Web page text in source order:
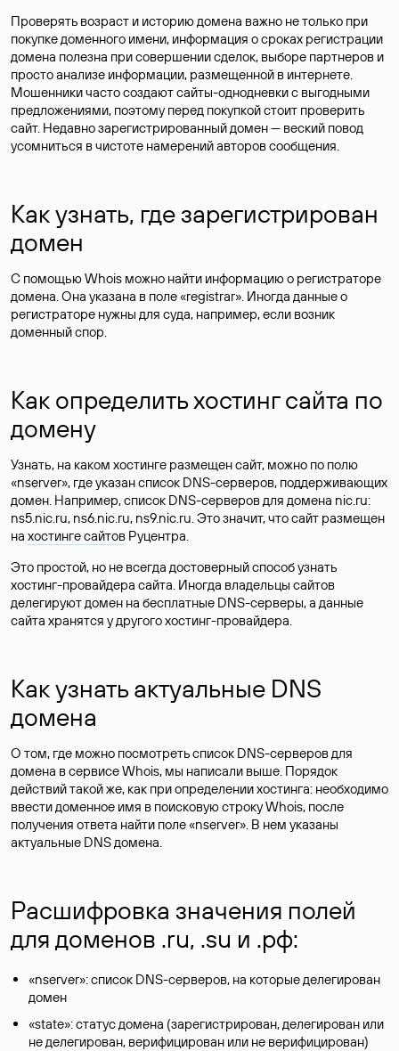
Проверять возраст и историю домена важно не только при
покупке доменного имени, информация о сроках регистрации
домена полезна при совершении сделок, выборе партнеров и
просто анализе информации, размещенной в интернете.
Мошенники часто создают сайты-однодневки с выгодными
предложениями, поэтому перед покупкой стоит проверить
сайт. Недавно зарегистрированный домен — веский повод
усомниться в чистоте намерений авторов сообщения.
Как узнать, где зарегистрирован
домен
С помощью Whois можно найти информацию о регистраторе
домена. Она указана в поле «registrar». Иногда данные о
регистраторе нужны для суда, например, если возник
доменный спор.
Как определить хостинг сайта по
домену
Узнать, на каком хостинге размещен сайт, можно по полю
«nserver», где указан список DNS-серверов, поддерживающих
домен. Например, список DNS-серверов для домена nic.ru:
ns5.nic.ru, ns6.nic.ru, ns9.nic.ru. Это значит, что сайт размещен
на хостинге сайтов Руцентра.
Это простой, но не всегда достоверный способ узнать
хостинг-провайдера сайта. Иногда владельцы сайтов
делегируют домен на бесплатные DNS-серверы, а данные
сайта хранятся у другого хостинг-провайдера.
Как узнать актуальные DNS
домена
О том, где можно посмотреть список DNS-серверов для
домена в сервисе Whois, мы написали выше. Порядок
действий такой же, как при определении хостинга: необходимо
ввести доменное имя в поисковую строку Whois, после
получения ответа найти поле «nserver». В нем указаны
актуальные DNS домена.
Расшифровка значения полей
для доменов .ru, .su и .рф:
«nserver»: список DNS-серверов, на которые делегирован
домен
«state»: статус домена (зарегистрирован, делегирован или
не делегирован, верифицирован или не верифицирован)